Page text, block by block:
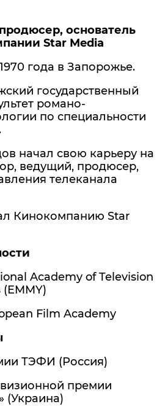
основатель
Star Media
года в Запорожье.
государственный
романо-
по специальности
начал свою карьеру на
ведущий, продюсер,
телеканала
Кинокомпанию Star
Academy of Television
Film Academy
ТЭФИ (Россия)
премии
(Украина)